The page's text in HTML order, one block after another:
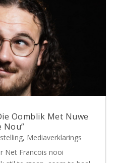
Oomblik Met Nuwe
Nou”
, Mediaverklarings
Net Francois nooi